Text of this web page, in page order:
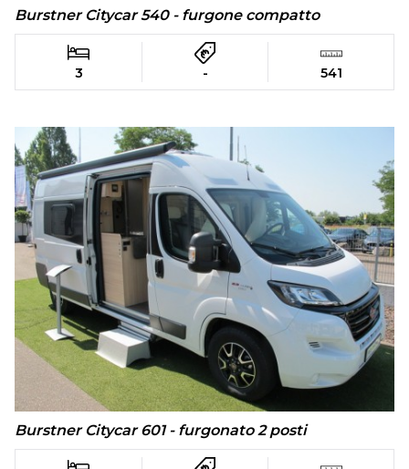
Burstner Citycar 540 - furgone compatto
3 - 541
Burstner Citycar 601 - furgonato 2 posti